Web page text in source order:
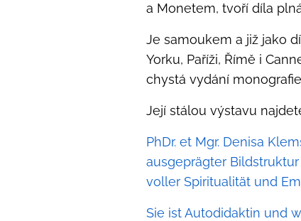
a Monetem, tvoří díla
Je samoukem a již jako
Yorku, Paříži, Římě i
chystá vydání
Její stálou výstavu
PhDr. et Mgr. Denisa
ausgeprägter
voller Spiritualität und
Sie ist Autodidaktin und